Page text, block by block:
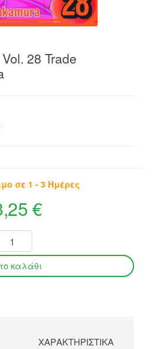
28 Trade
σε 1 - 3 Ημέρες
€
ΧΑΡΑΚΤΗΡΙΣΤΙΚΆ